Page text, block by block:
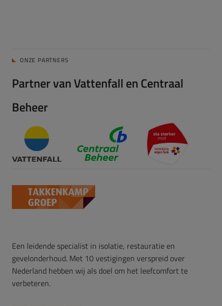
ONZE PARTNERS
Partner van Vattenfall en Centraal
Beheer
Een leidende specialist in isolatie, restauratie en
gevelonderhoud. Met 10 vestigingen verspreid over
Nederland hebben wij als doel om het leefcomfort te
verbeteren.